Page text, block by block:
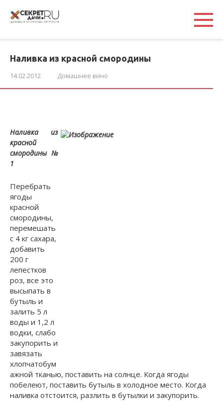
контенту
Наливка из красной смородины
14.02.2012 Домашнее вино
Наливка из
красной
смородины №
1
Перебрать
ягоды
красной
смородины,
перемешать
с 4 кг сахара,
добавить
200 г
лепестков
роз, все это
высыпать в
бутыль и
залить 5 л
воды и 1,2 л
водки, слабо
закупорить и
завязать
хлопчатобум
ажной тканью, поставить на солнце. Когда ягоды
побелеют, поставить бутыль в холодное место. Когда
наливка отстоится, разлить в бутылки и закупорить.